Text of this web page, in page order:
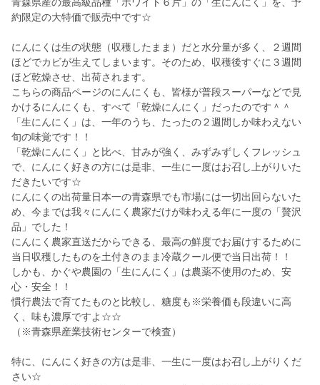
約限定の大特価で販売中です☆
にんにくは生の状態（収穫したまま）だと水分量が多く、２週間
ほどでカビが生えてしまいます。そのため、収穫後すぐに３週間
ほど乾燥させ、出荷されます。
こちらの商品ページのにんにくも、皆様が普段スーパーなどで見
かけるにんにくも、すべて「乾燥にんにく」だったのです＾＾
「生にんにく」は、一年のうち、たったの２週間しか味わえない
旬の味覚です！！
「乾燥にんにく」と比べ、甘みが強く、みずみずしくフレッシュ
で、にんにく好きの方には是非、一生に一度はお召し上がりいた
だきたいです☆
にんにくの出荷量日本一の青森県でも市場には一切出回らないた
め、今までは我々にんにく農家だけが味わえる年に一度の「贅沢
品」でした！
にんにく農家直送だからできる、最高の鮮度でお届けするために
当日収穫したものを土付きのまま冷蔵クール便で当日出荷！！
しかも、かぐや農園の「生にんにく」は農薬不使用のため、安
心・安全！！
慣行農法で育てたものと比較し、糖度も※栄養価も段違いに高
く、味も濃厚ですよ☆☆
（※青森県産業技術センターで検査）
特に、にんにく好きの方は是非、一生に一度はお召し上がりくだ
さい☆